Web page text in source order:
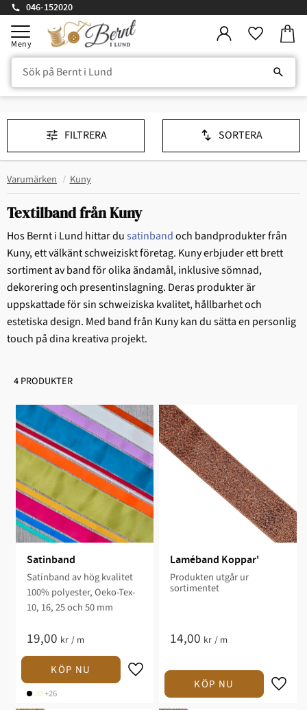
Meny
046-152020
Varumärken Kuny
Textilband från Kuny
Hos Bernt i Lund hittar dusatinbandoch bandprodukter från
Kuny, ett välkänt schweiziskt företag. Kuny erbjuder ett brett
sortiment av band för olika ändamål, inklusive sömnad,
dekorering och presentinslagning. Deras produkter är
uppskattade för sin schweiziska kvalitet, hållbarhet och
estetiska design. Med band från Kuny kan du sätta en personlig
touch på dina kreativa projekt.
4 PRODUKTER
FILTRERA SORTERA
Satinband
Satinband av hög kvalitet
100% polyester, Oeko-Tex-
10, 16, 25 och 50 mm
19,00 kr / m
+26
Laméband Koppar'
Produkten utgår ur
sortimentet
14,00 kr / m